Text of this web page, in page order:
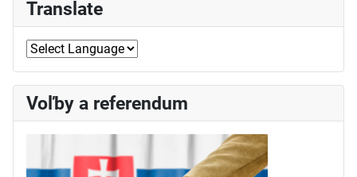
Translate
Voľby a referendum